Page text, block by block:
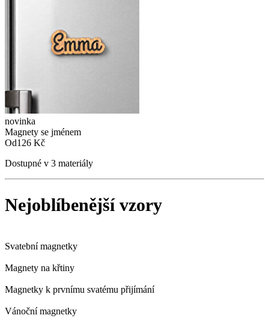
novinka
Magnety se jménem
Od126 Kč
Dostupné v 3 materiály
Nejoblíbenější vzory
Svatební magnetky
Magnety na křtiny
Magnetky k prvnímu svatému přijímání
Vánoční magnetky